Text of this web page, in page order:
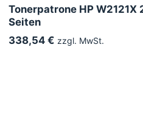
Tonerpatrone HP W2121X
Seiten
338,54 € zzgl. MwSt.